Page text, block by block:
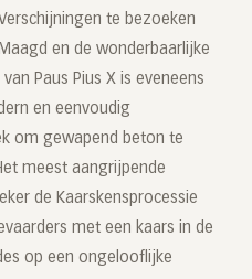
te bezoeken
en de wonderbaarlijke
Paus Pius X is eveneens
en eenvoudig
om gewapend beton te
meest aangrijpende
de Kaarskensprocessie
met een kaars in de
op een ongelooflijke